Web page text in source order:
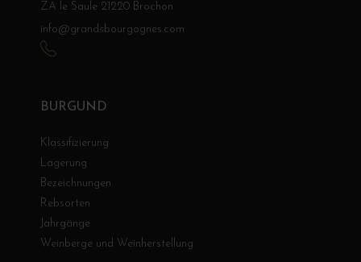
BURGUND
Klassifizierung
Lagerung
Bezeichnungen
Rebsorten
Jahrgänge
Weinberge und Weinherstellung
ZA le Saule 21220 Brochon
info@grandsbourgognes.com